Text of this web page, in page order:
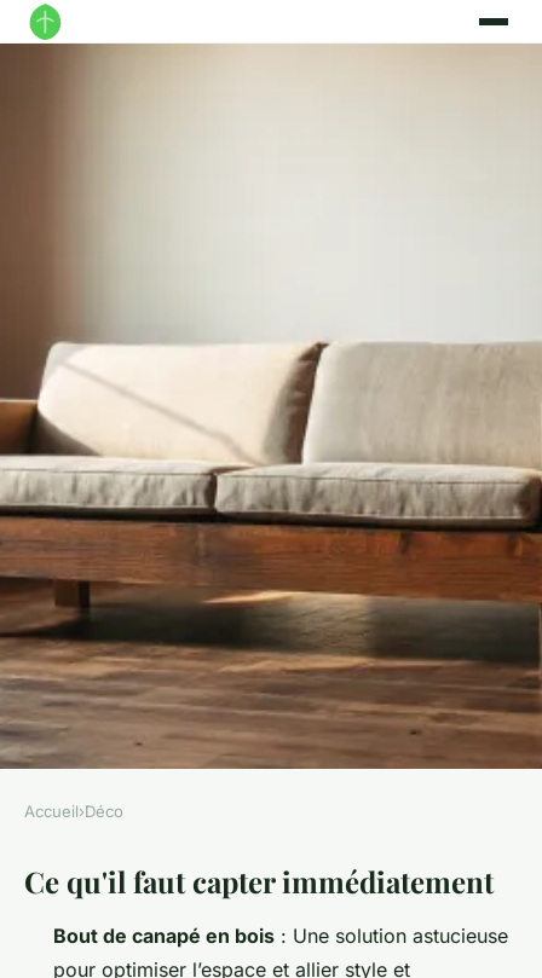
5 étapes essentielles pour
sélectionner un canapé en
bois réussi
Accueil›Déco
Ce qu'il faut capter immédiatement
Bout de canapé en bois : Une solution astucieuse
pour optimiser l’espace et allier style et